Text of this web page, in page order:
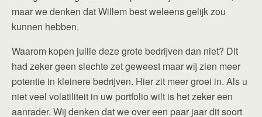
maar we denken dat Willem best weleens gelijk zou
kunnen hebben.
Waarom kopen jullie deze grote bedrijven dan niet? Dit
had zeker geen slechte zet geweest maar wij zien meer
potentie in kleinere bedrijven. Hier zit meer groei in. Als u
niet veel volatiliteit in uw portfolio wilt is het zeker een
aanrader. Wij denken dat we over een paar jaar dit soort